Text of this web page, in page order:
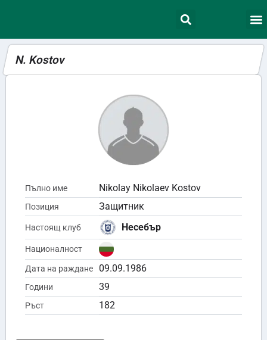
N. Kostov
Пълно име Nikolay Nikolaev Kostov
Позиция Защитник
Настоящ клуб Несебър
Националност
Дата на раждане 09.09.1986
Години 39
Ръст 182